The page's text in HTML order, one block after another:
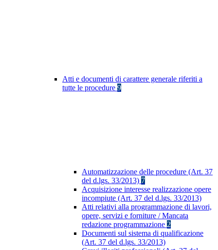
Atti e documenti di carattere generale riferiti a
tutte le procedure 9
Automatizzazione delle procedure (Art. 37
del d.lgs. 33/2013) 7
Acquisizione interesse realizzazione opere
incompiute (Art. 37 del d.lgs. 33/2013)
Atti relativi alla programmazione di lavori,
opere, servizi e forniture / Mancata
redazione programmazione 2
Documenti sul sistema di qualificazione
(Art. 37 del d.lgs. 33/2013)